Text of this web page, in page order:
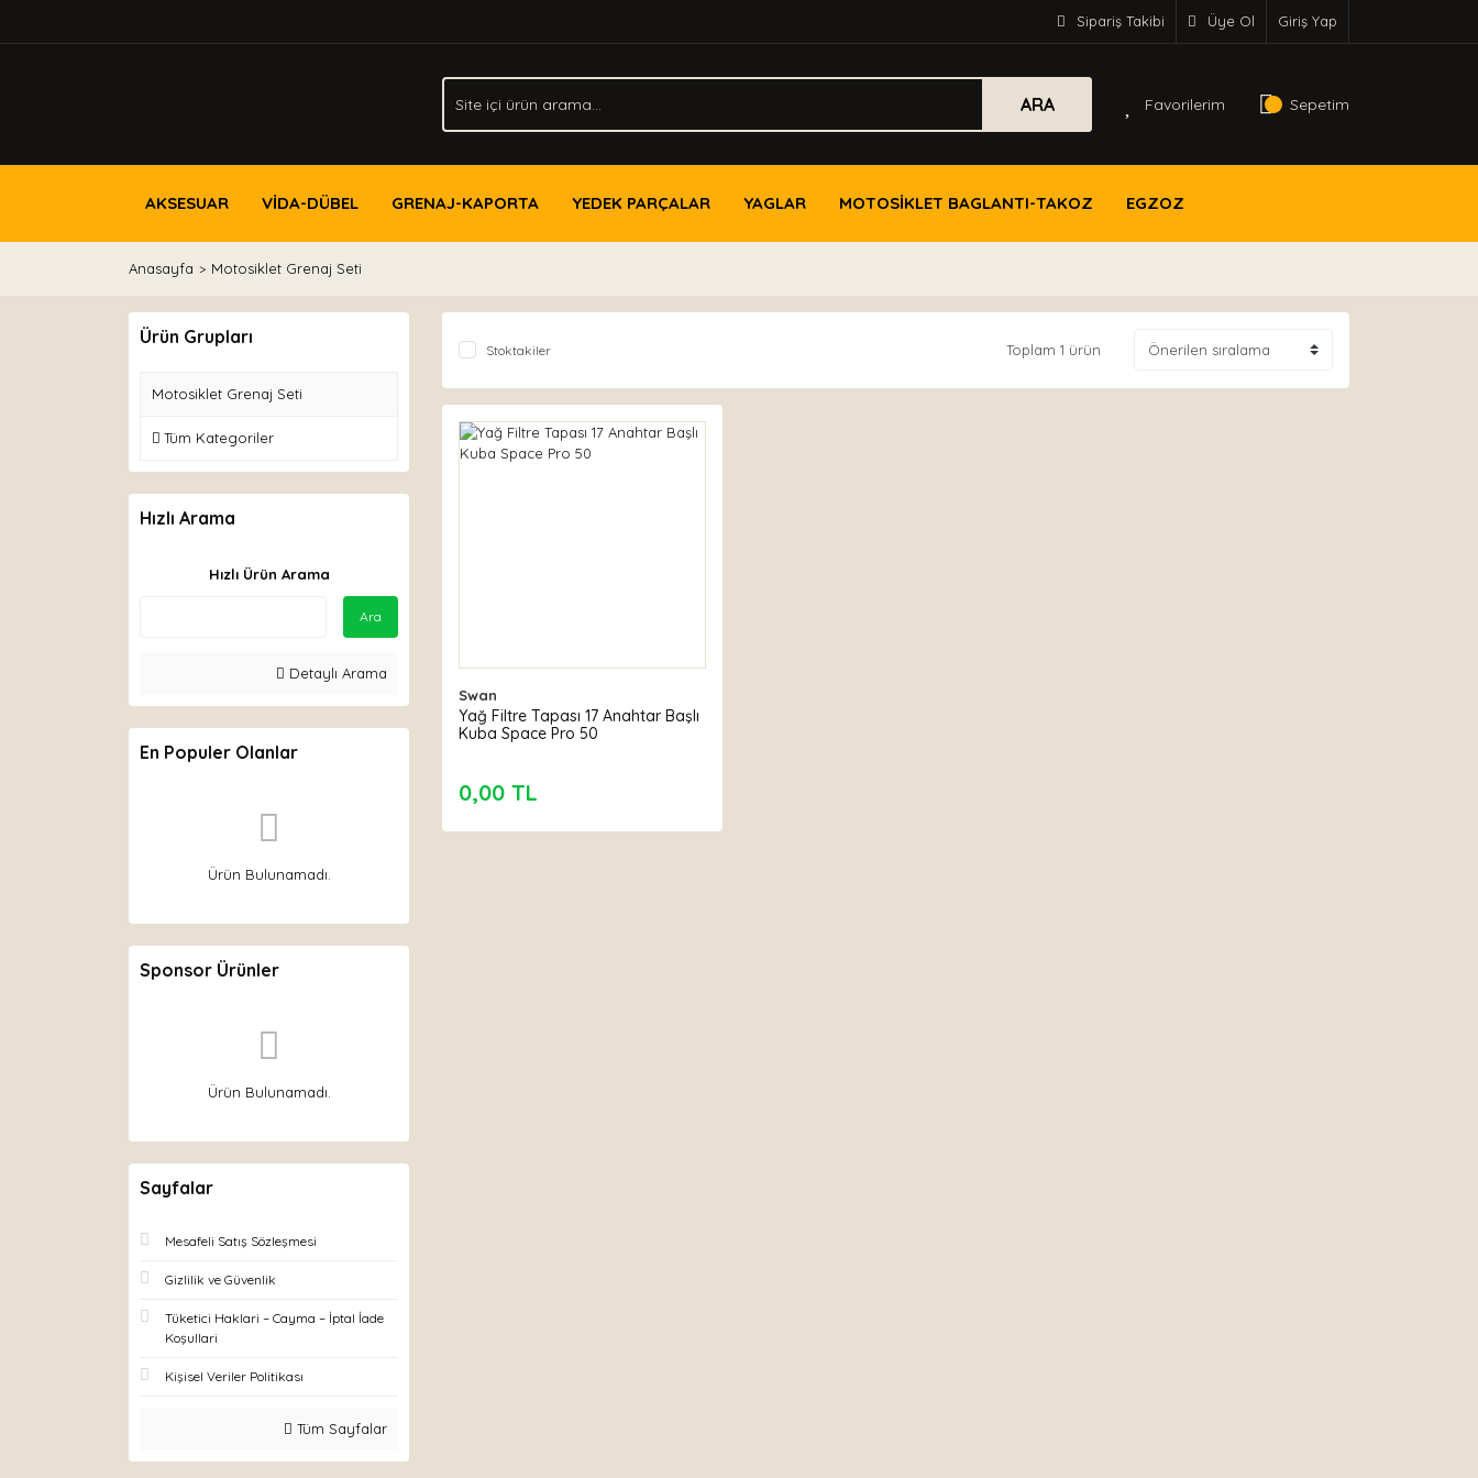
Sipariş Takibi Üye Ol Giriş Yap
ARA Favorilerim Sepetim
AKSESUAR VİDA-DÜBEL GRENAJ-KAPORTA YEDEK PARÇALAR YAGLAR MOTOSİKLET BAGLANTI-TAKOZ EGZOZ
Anasayfa Motosiklet Grenaj Seti
Ürün Grupları
Motosiklet Grenaj Seti
Tüm Kategoriler
Hızlı Arama
Hızlı Ürün Arama
Ara
Detaylı Arama
En Populer Olanlar
Ürün Bulunamadı.
Sponsor Ürünler
Ürün Bulunamadı.
Sayfalar
Mesafeli Satış Sözleşmesi
Gizlilik ve Güvenlik
Tüketici Haklari – Cayma – İptal İade
Koşullari
Kişisel Veriler Politikası
Tüm Sayfalar
Stoktakiler Toplam 1 ürün
Swan
Yağ Filtre Tapası 17 Anahtar Başlı
Kuba Space Pro 50
0,00 TL